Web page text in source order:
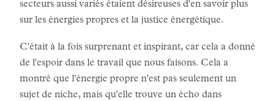
secteurs aussi variés étaient désireuses d'en savoir plus
sur les énergies propres et la justice énergétique.
C'était à la fois surprenant et inspirant, car cela a donné
de l'espoir dans le travail que nous faisons. Cela a
montré que l'énergie propre n'est pas seulement un
sujet de niche, mais qu'elle trouve un écho dans